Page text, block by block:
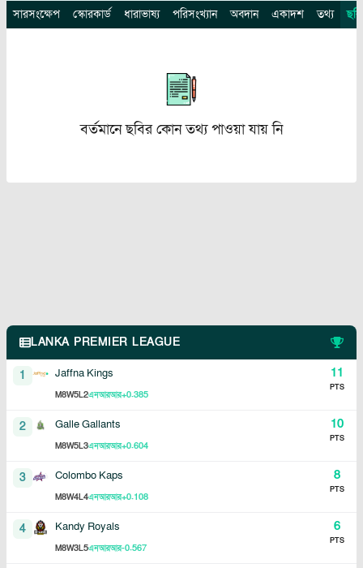
সারসংক্ষেপ স্কোরকার্ড ধারাভাষ্য পরিসংখ্যান অবদান একাদশ তথ্য
বর্তমানে ছবির কোন তথ্য পাওয়া যায় নি
LANKA PREMIER LEAGUE
1 Jaffna Kings
M8W5L2এনআরআর+0.385
11
PTS
2 Galle Gallants
M8W5L3এনআরআর+0.604
10
PTS
3 Colombo Kaps
M8W4L4এনআরআর+0.108
8
PTS
4 Kandy Royals
M8W3L5এনআরআর-0.567
6
PTS